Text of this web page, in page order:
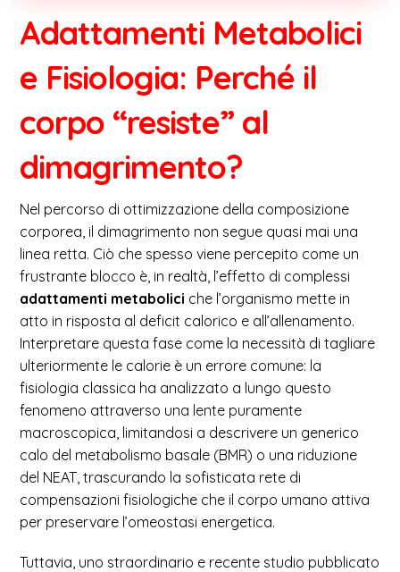
Adattamenti Metabolici
e Fisiologia: Perché il
corpo “resiste” al
dimagrimento?
Nel percorso di ottimizzazione della composizione
corporea, il dimagrimento non segue quasi mai una
linea retta. Ciò che spesso viene percepito come un
frustrante blocco è, in realtà, l’effetto di complessi
adattamenti metabolici che l’organismo mette in
atto in risposta al deficit calorico e all’allenamento.
Interpretare questa fase come la necessità di tagliare
ulteriormente le calorie è un errore comune: la
fisiologia classica ha analizzato a lungo questo
fenomeno attraverso una lente puramente
macroscopica, limitandosi a descrivere un generico
calo del metabolismo basale (BMR) o una riduzione
del NEAT, trascurando la sofisticata rete di
compensazioni fisiologiche che il corpo umano attiva
per preservare l’omeostasi energetica.
Tuttavia, uno straordinario e recente studio pubblicato